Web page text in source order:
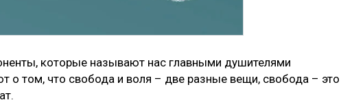
которые называют нас главными душителями
о том, что свобода и воля – две разные вещи, свобода – это